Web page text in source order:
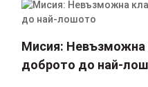
Мисия: Невъзможна
доброто до най-